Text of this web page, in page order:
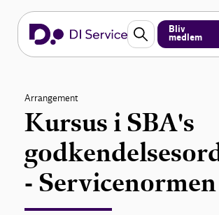
Bliv
medlem
Arrangement
Kursus i SBA's
- Servicenormen